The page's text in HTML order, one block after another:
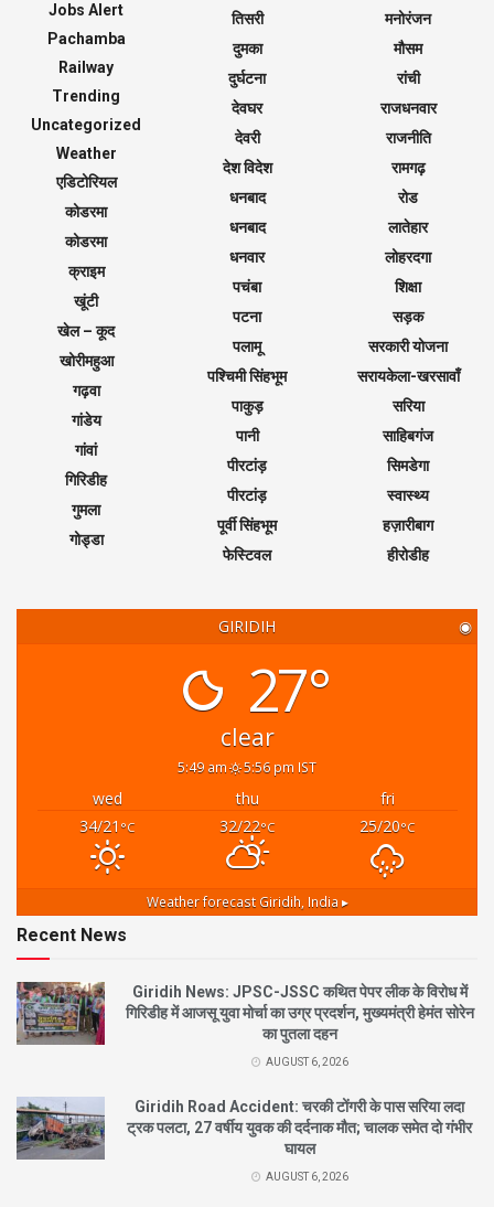
Jobs Alert
Pachamba
Railway
Trending
Uncategorized
Weather
एडिटोरियल
कोडरमा
कोडरमा
क्राइम
खूंटी
खेल – कूद
खोरीमहुआ
गढ़वा
गांडेय
गांवां
गिरिडीह
गुमला
गोड्डा
तिसरी
दुमका
दुर्घटना
देवघर
देवरी
देश विदेश
धनबाद
धनबाद
धनवार
पचंबा
पटना
पलामू
पश्चिमी सिंहभूम
पाकुड़
पानी
पीरटांड़
पीरटांड़
पूर्वी सिंहभूम
फेस्टिवल
मनोरंजन
मौसम
रांची
राजधनवार
राजनीति
रामगढ़
रोड
लातेहार
लोहरदगा
शिक्षा
सड़क
सरकारी योजना
सरायकेला-खरसावाँ
सरिया
साहिबगंज
सिमडेगा
स्वास्थ्य
हज़ारीबाग
हीरोडीह
GIRIDIH ◉
27°
clear
5:49 am 5:56 pm IST
wed thu
fri
34/21 °C 32/22°C 25/20°C
Weather forecast Giridih, India ▸
Recent News
Giridih News: JPSC-JSSC कथित पेपर लीक के विरोध में
गिरिडीह में आजसू युवा मोर्चा का उग्र प्रदर्शन, मुख्यमंत्री हेमंत सोरेन
का पुतला दहन
AUGUST 6, 2026
Giridih Road Accident: चरकी टोंगरी के पास सरिया लदा
ट्रक पलटा, 27 वर्षीय युवक की दर्दनाक मौत; चालक समेत दो गंभीर
घायल
AUGUST 6, 2026